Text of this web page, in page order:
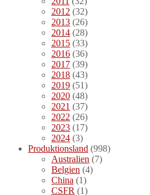
2012 (32)
2013 (26)
2014 (28)
2015 (33)
2016 (36)
2017 (39)
2018 (43)
2019 (51)
2020 (48)
2021 (37)
2022 (26)
2023 (17)
2024 (3)
Produktionsland (998)
Australien (7)
Belgien (4)
China (1)
CSFR (1)